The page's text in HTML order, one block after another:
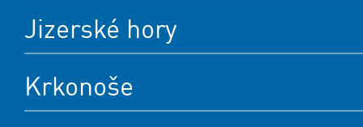
Jizerské hory
Krkonoše